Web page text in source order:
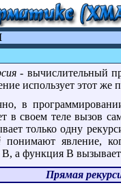
- вычислительный
использует этот
в
в своем теле вызов
только одну
понимают явление,
B, а функция B
Прямая